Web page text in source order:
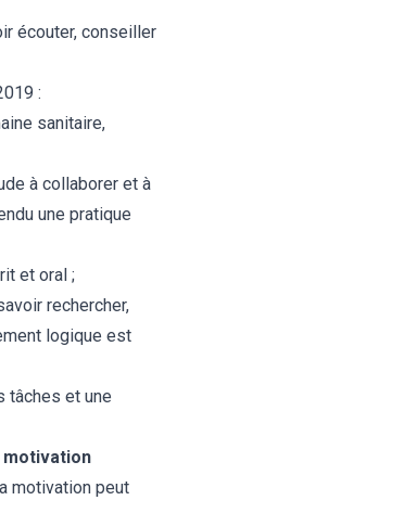
écouter, conseiller
:
sanitaire,
à collaborer et à
une pratique
et oral ;
rechercher,
logique est
tâches et une
motivation peut